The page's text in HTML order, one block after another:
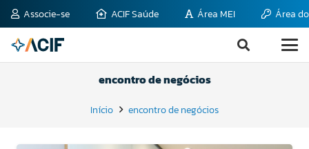
Associe-se ACIF Saúde Área MEI Área
encontro de negócios
Início encontro de negócios